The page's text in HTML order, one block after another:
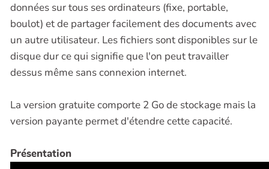
données sur tous ses ordinateurs (fixe, portable,
boulot) et de partager facilement des documents avec
un autre utilisateur. Les fichiers sont disponibles sur le
disque dur ce qui signifie que l'on peut travailler
dessus même sans connexion internet.
La version gratuite comporte 2 Go de stockage mais la
version payante permet d'étendre cette capacité.
Présentation